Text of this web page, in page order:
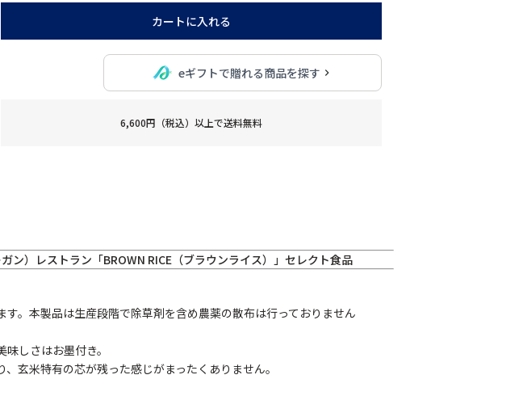
カートに入れる
eギフトで贈れる商品を探す
6,600円（税込）以上で送料無料
ン）レストラン「BROWN RICE（ブラウンライス）」セレクト食品
。本製品は生産段階で除草剤を含め農薬の散布は行っておりません
しさはお墨付き。
玄米特有の芯が残った感じがまったくありません。